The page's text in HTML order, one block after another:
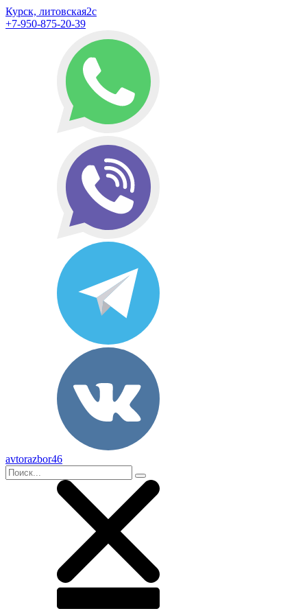
Курск, литовская2с
+7-950-875-20-39
avtorazbor46